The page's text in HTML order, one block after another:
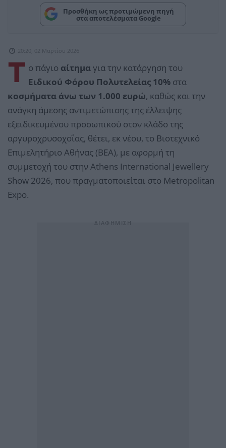
Προσθήκη ως προτιμώμενη πηγή
στα αποτελέσματα Google
20:20, 02 Μαρτίου 2026
Τ ο πάγιο αίτημαγια την κατάργηση του
Ειδικού Φόρου Πολυτελείας 10% στα
κοσμήματα άνω των 1.000 ευρώ, καθώς και την
ανάγκη άμεσης αντιμετώπισης της έλλειψης
εξειδικευμένου προσωπικού στον κλάδο της
αργυροχρυσοχοΐας, θέτει, εκ νέου, το Βιοτεχνικό
Επιμελητήριο Αθήνας (ΒΕΑ), με αφορμή τη
συμμετοχή του στην Athens International Jewellery
Show 2026, που πραγματοποιείται στο Metropolitan
Expo.